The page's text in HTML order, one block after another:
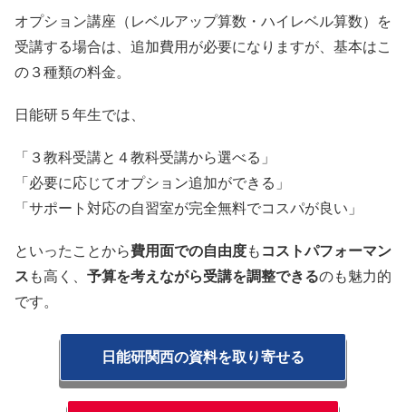
オプション講座（レベルアップ算数・ハイレベル算数）を
受講する場合は、追加費用が必要になりますが、基本はこ
の３種類の料金。
日能研５年生では、
「３教科受講と４教科受講から選べる」
「必要に応じてオプション追加ができる」
「サポート対応の自習室が完全無料でコスパが良い」
といったことから費用面での自由度もコストパフォーマン
スも高く、 予算を考えながら受講を調整できるのも魅力的
です。
日能研関西の資料を取り寄せる